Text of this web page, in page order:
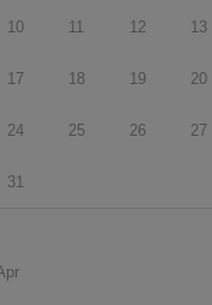
10 11 12 13
17 18 19 20
24 25 26 27
31